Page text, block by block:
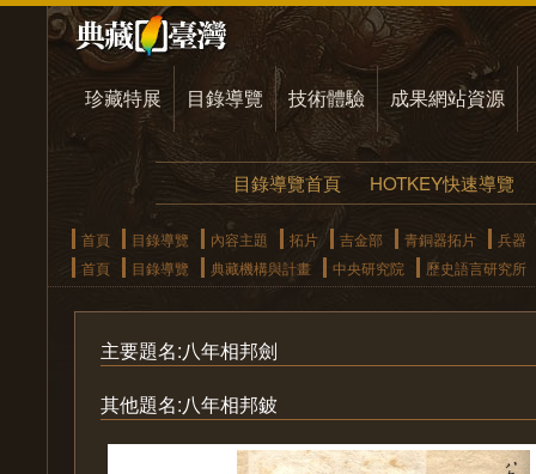
珍藏特展 目錄導覽 技術體驗 成果網站資源
目錄導覽首頁 HOTKEY快速導覽
首頁 目錄導覽 內容主題 拓片 吉金部 青銅器拓片
兵器
首頁
目錄導覽 典藏機構與計畫 中央研究院 歷史語言研究所
主要題名:八年相邦劍
其他題名:八年相邦鈹